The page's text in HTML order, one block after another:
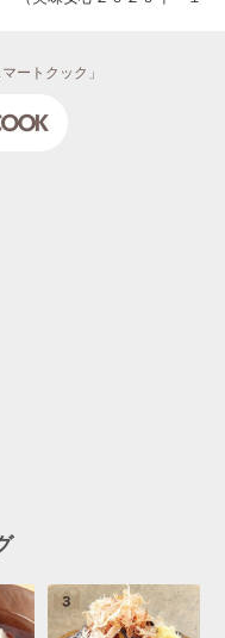
ートクック」